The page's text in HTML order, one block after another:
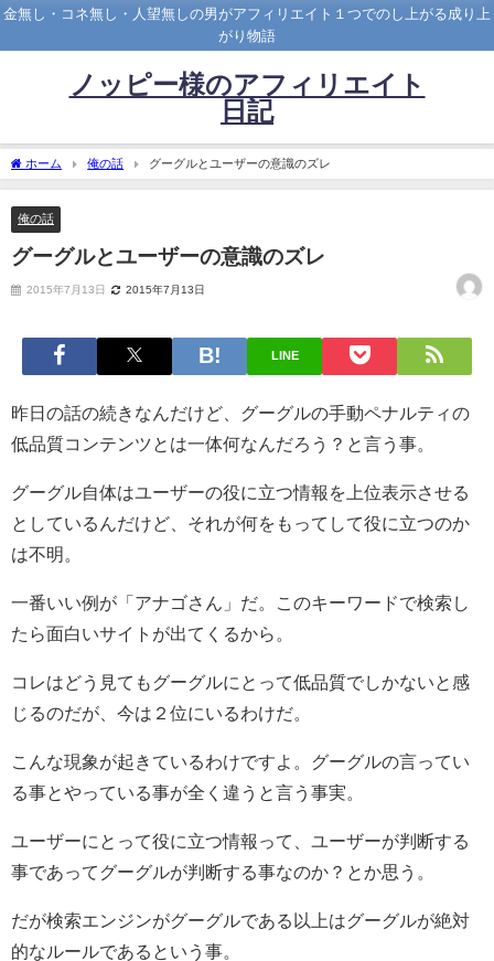
金無し・コネ無し・人望無しの男がアフィリエイト１つでのし上がる成り上
がり物語
ノッピー様のアフィリエイト
日記
ホーム 俺の話 グーグルとユーザーの意識のズレ
俺の話
グーグルとユーザーの意識のズレ
2015年7月13日 2015年7月13日
LINE
昨日の話の続きなんだけど、グーグルの手動ペナルティの
低品質コンテンツとは一体何なんだろう？と言う事。
グーグル自体はユーザーの役に立つ情報を上位表示させる
としているんだけど、それが何をもってして役に立つのか
は不明。
一番いい例が「アナゴさん」だ。このキーワードで検索し
たら面白いサイトが出てくるから。
コレはどう見てもグーグルにとって低品質でしかないと感
じるのだが、今は２位にいるわけだ。
こんな現象が起きているわけですよ。グーグルの言ってい
る事とやっている事が全く違うと言う事実。
ユーザーにとって役に立つ情報って、ユーザーが判断する
事であってグーグルが判断する事なのか？とか思う。
だが検索エンジンがグーグルである以上はグーグルが絶対
的なルールであるという事。